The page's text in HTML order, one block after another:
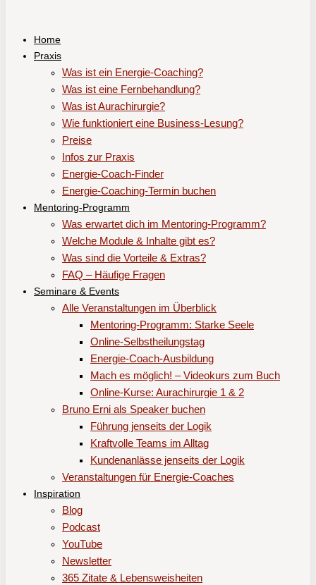
Home
Praxis
Was ist ein Energie-Coaching?
Was ist eine Fernbehandlung?
Was ist Aurachirurgie?
Wie funktioniert eine Business-Lesung?
Preise
Infos zur Praxis
Energie-Coach-Finder
Energie-Coaching-Termin buchen
Mentoring-Programm
Was erwartet dich im Mentoring-Programm?
Welche Module & Inhalte gibt es?
Was sind die Vorteile & Extras?
FAQ – Häufige Fragen
Seminare & Events
Alle Veranstaltungen im Überblick
Mentoring-Programm: Starke Seele
Online-Selbstheilungstag
Energie-Coach-Ausbildung
Mach es möglich! – Videokurs zum Buch
Online-Kurse: Aurachirurgie 1 & 2
Bruno Erni als Speaker buchen
Führung jenseits der Logik
Kraftvolle Teams im Alltag
Kundenanlässe jenseits der Logik
Veranstaltungen für Energie-Coaches
Inspiration
Blog
Podcast
YouTube
Newsletter
365 Zitate & Lebensweisheiten